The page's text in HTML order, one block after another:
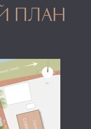
план